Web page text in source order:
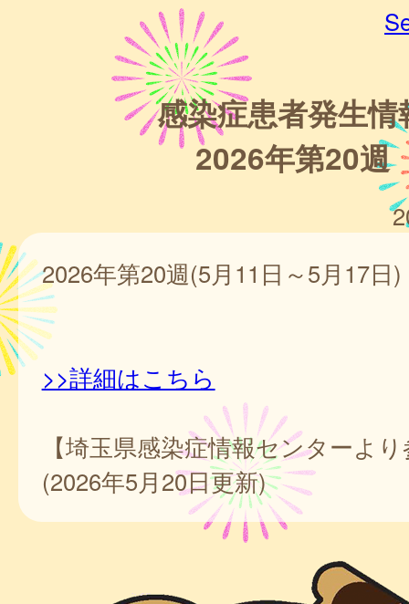
感染症患者発生情
2026年第20週
2026年第20週(5月11日～5月17日)
>>詳細はこちら
【埼玉県感染症情報センターよ
(2026年5月20日更新)